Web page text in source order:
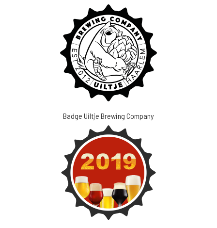
Badge Uiltje Brewing Company